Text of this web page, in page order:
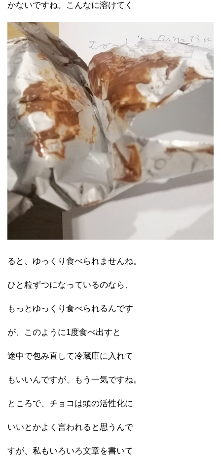
かないですね。こんなに溶けてく
ると、ゆっくり食べられませんね。
ひと粒ずつになっているのなら、
もっとゆっくり食べられるんです
が、このように1度食べ出すと
途中で包み直して冷蔵庫に入れて
もいいんですが、もう一気ですね。
ところで、チョコは頭の活性化に
いいとかよく言われると思うんで
すが、私もいろいろ文章を書いて